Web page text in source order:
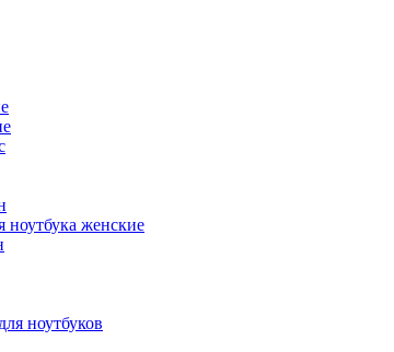
женские
ноутбуков